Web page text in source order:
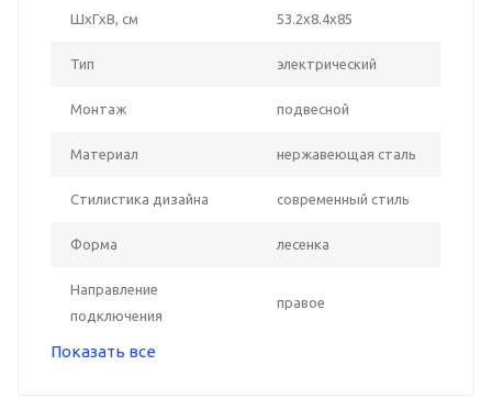
ШxГxВ, см 53.2x8.4x85
Тип электрический
Монтаж подвесной
Материал нержавеющая сталь
Стилистика дизайна современный стиль
Форма лесенка
Направление
подключения
правое
Показать все